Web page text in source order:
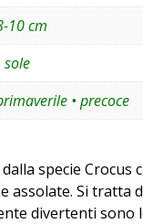
10 cm
sole
• precoce
specie
assolate. Si tratta
divertenti sono